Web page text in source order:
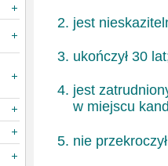
jest
ukończył 30
jest
w miejscu
nie